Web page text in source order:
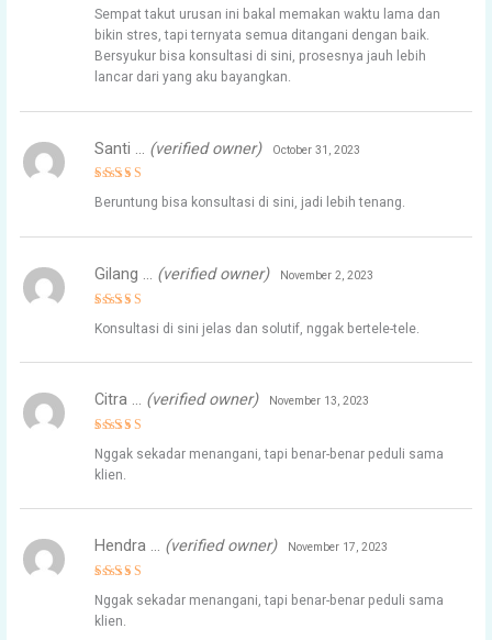
out of 5
Sempat takut urusan ini bakal memakan waktu lama dan
bikin stres, tapi ternyata semua ditangani dengan baik.
Bersyukur bisa konsultasi di sini, prosesnya jauh lebih
lancar dari yang aku bayangkan.
out of 5
Santi … (verified owner) October 31, 2023
Beruntung bisa konsultasi di sini, jadi lebih tenang.
out of 5
Gilang … (verified owner) November 2, 2023
Konsultasi di sini jelas dan solutif, nggak bertele-tele.
out of 5
Citra … (verified owner) November 13, 2023
Nggak sekadar menangani, tapi benar-benar peduli sama
klien.
Rated
out of 5
Hendra … (verified owner) November 17, 2023
Nggak sekadar menangani, tapi benar-benar peduli sama
klien.